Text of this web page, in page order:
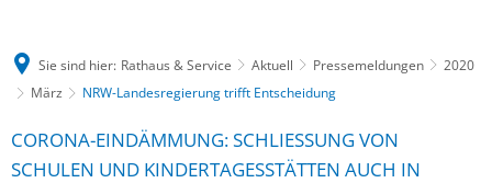
Sie sind hier: Rathaus & Service Aktuell Pressemeldungen
2020
März
NRW-Landesregierung trifft Entscheidung
CORONA-EINDÄMMUNG: SCHLIESSUNG VON S
CHULEN UND KINDERTAGESSTÄTTEN AUCH IN T